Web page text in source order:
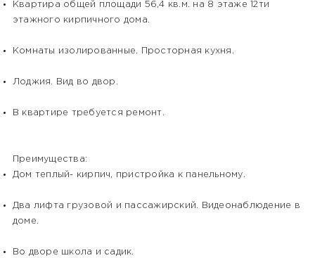
Квартира общей площади 56,4 кв.м. на 8 этаже 12ти
этажного кирпичного дома.
Комнаты изолированные. Просторная кухня.
Лоджия. Вид во двор.
В квартире требуется ремонт.
Преимущества:
Дом теплый- кирпич, пристройка к панельному.
Два лифта грузовой и пассажирский. Видеонаблюдение в
доме.
Во дворе школа и садик.